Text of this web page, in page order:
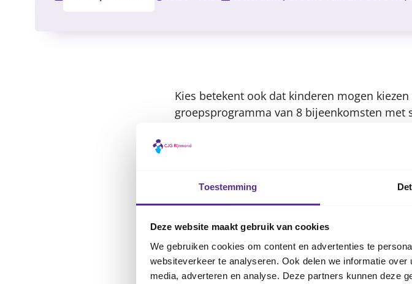
Toestemming
Deze website maakt gebruik van cookies
We gebruiken cookies om content en advertenties te
websiteverkeer te analyseren. Ook delen we informatie
media, adverteren en analyse. Deze partners kunnen deze
Filter
Kies betekent ook dat kinderen mogen
groepsprogramma van 8 bijeenkomsten met
scheiding.
Wat leer je?
Voelt je kind zich verantwoordelijk voor het
de scheiding zijn schuld is? Wij geven je
gaan.